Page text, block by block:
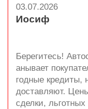
03.07.2026
Иосиф
Берегитесь!
анывает
годные кредиты,
доставляют.
сделки,